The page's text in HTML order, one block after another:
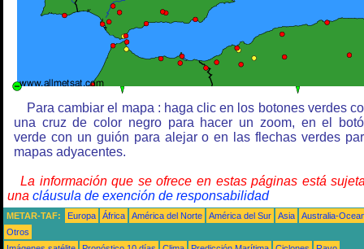
Para cambiar el mapa : haga clic en los botones verdes
una cruz de color negro para hacer un zoom, en el
verde con un guión para alejar o en las flechas verdes
mapas adyacentes.
La información que se ofrece en estas páginas está
una cláusula de exención de responsabilidad
METAR-TAF: Europa África América del Norte América del Sur Asia
Australia-
Otros